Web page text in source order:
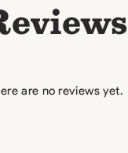
are no reviews yet.